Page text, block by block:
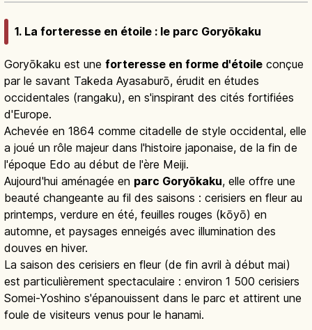
1. La forteresse en étoile : le parc Goryōkaku
Goryōkaku est une forteresse en forme d'étoile conçue
par le savant Takeda Ayasaburō, érudit en études
occidentales (rangaku), en s'inspirant des cités fortifiées
d'Europe.
Achevée en 1864 comme citadelle de style occidental, elle
a joué un rôle majeur dans l'histoire japonaise, de la fin de
l'époque Edo au début de l'ère Meiji.
Aujourd'hui aménagée en parc Goryōkaku, elle offre une
beauté changeante au fil des saisons : cerisiers en fleur au
printemps, verdure en été, feuilles rouges (kōyō) en
automne, et paysages enneigés avec illumination des
douves en hiver.
La saison des cerisiers en fleur (de fin avril à début mai)
est particulièrement spectaculaire : environ 1 500 cerisiers
Somei-Yoshino s'épanouissent dans le parc et attirent une
foule de visiteurs venus pour le hanami.